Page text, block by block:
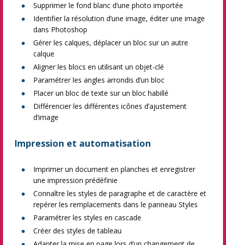
Supprimer le fond blanc d’une photo importée
Identifier la résolution d’une image, éditer une image
dans Photoshop
Gérer les calques, déplacer un bloc sur un autre
calque
Aligner les blocs en utilisant un objet-clé
Paramétrer les angles arrondis d’un bloc
Placer un bloc de texte sur un bloc habillé
Différencier les différentes icônes d’ajustement
d’image
Impression et automatisation
Imprimer un document en planches et enregistrer
une impression prédéfinie
Connaître les styles de paragraphe et de caractère et
repérer les remplacements dans le panneau Styles
Paramétrer les styles en cascade
Créer des styles de tableau